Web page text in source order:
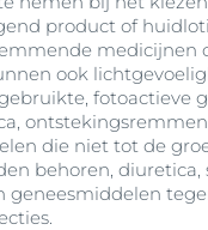
product of
medicijnen
ook
fotoactieve
die niet tot de
behoren, diuretica,
geneesmiddelen